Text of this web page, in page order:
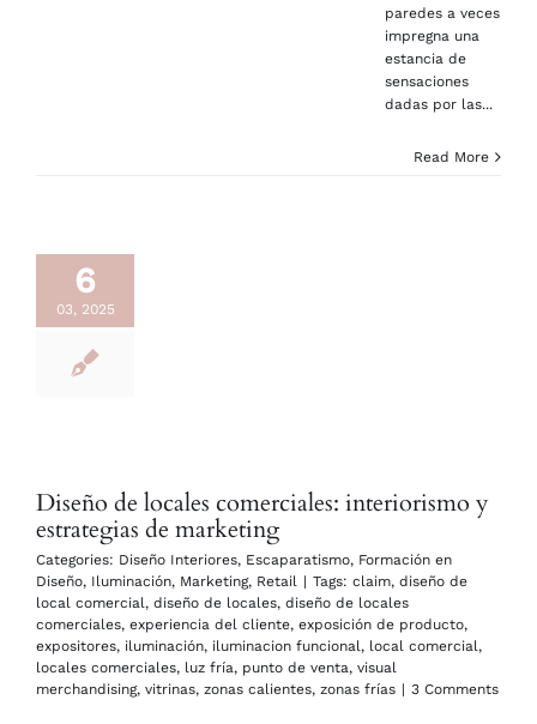
paredes a veces
impregna una
estancia de
sensaciones
dadas por las...
Read More
6
03, 2025
Diseño de locales comerciales: interiorismo y
estrategias de marketing
Categories: Diseño Interiores, Escaparatismo, Formación en
Diseño, Iluminación, Marketing, Retail | Tags: claim, diseño de
local comercial, diseño de locales, diseño de locales
comerciales, experiencia del cliente, exposición de producto,
expositores, iluminación, iluminacion funcional, local comercial,
locales comerciales, luz fría, punto de venta, visual
merchandising, vitrinas, zonas calientes, zonas frías | 3 Comments